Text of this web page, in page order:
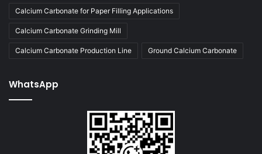
Calcium Carbonate for Paper Filling Applications
Calcium Carbonate Grinding Mill
Calcium Carbonate Production Line Ground Calcium Carbonate
WhatsApp